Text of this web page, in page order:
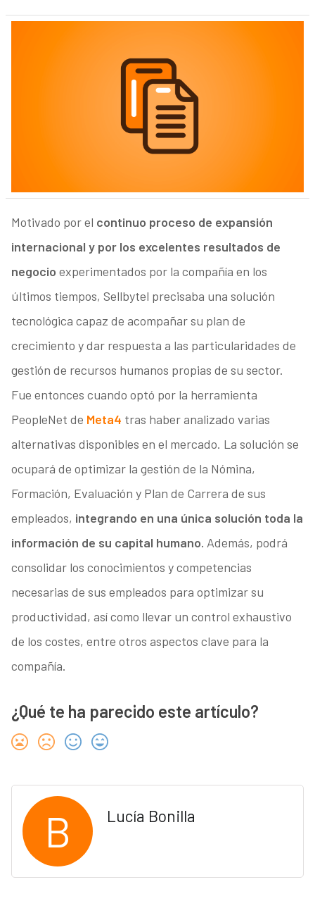
Motivado por el continuo proceso de expansión
internacional y por los excelentes resultados de
negocio experimentados por la compañía en los
últimos tiempos, Sellbytel precisaba una solución
tecnológica capaz de acompañar su plan de
crecimiento y dar respuesta a las particularidades de
gestión de recursos humanos propias de su sector.
Fue entonces cuando optó por la herramienta
PeopleNet de Meta4 tras haber analizado varias
alternativas disponibles en el mercado. La solución se
ocupará de optimizar la gestión de la Nómina,
Formación, Evaluación y Plan de Carrera de sus
empleados, integrando en una única solución toda la
información de su capital humano. Además, podrá
consolidar los conocimientos y competencias
necesarias de sus empleados para optimizar su
productividad, así como llevar un control exhaustivo
de los costes, entre otros aspectos clave para la
compañía.
¿Qué te ha parecido este artículo?
B Lucía Bonilla